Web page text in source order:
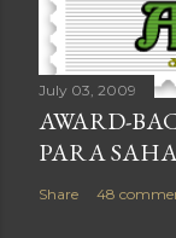
July 03, 2009
AWARD-
PARA
Share 48